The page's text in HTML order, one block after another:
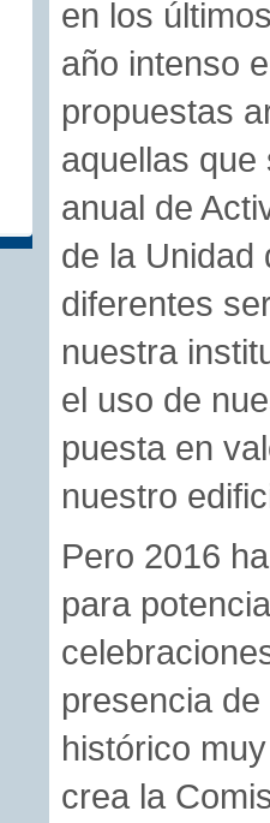
en los
año intenso
propuestas
aquellas
anual de
de la Unidad
diferentes
nuestra
el uso de
puesta en
nuestro
Pero 2016
para
presencia
histórico
crea la